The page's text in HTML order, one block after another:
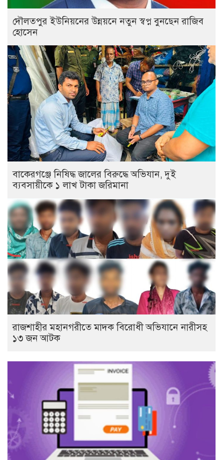
দৌলতপুর ইউনিয়নের উন্নয়নে নতুন স্বপ্ন বুনছেন রাজিব
হোসেন
বাকেরগঞ্জে নিষিদ্ধ জালের বিরুদ্ধে অভিযান, দুই
ব্যবসায়ীকে ১ লাখ টাকা জরিমানা
রাজশাহীর মহানগরীতে মাদক বিরোধী অভিযানে নারীসহ
১৩ জন আটক